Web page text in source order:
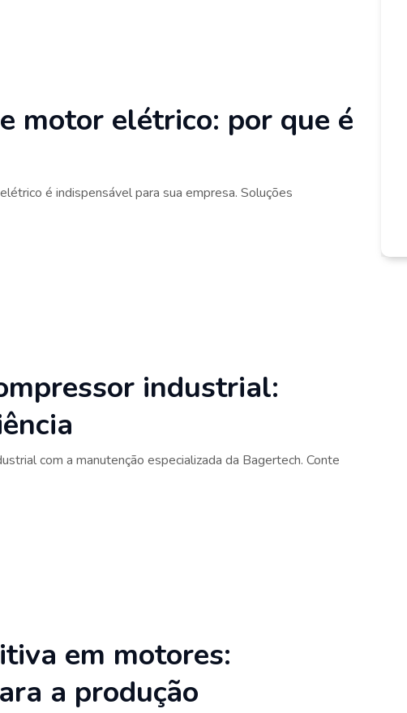
motor elétrico: por que é
é indispensável para sua empresa. Soluções
industrial:
com a manutenção especializada da Bagertech. Conte
em motores:
a produção